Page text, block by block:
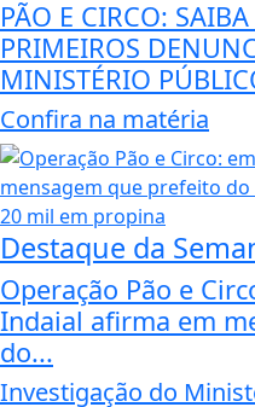
PÃO E CIRCO:
PRIMEIROS
MINISTÉRIO
Confira na matéria
Destaque da
Operação Pão e
Indaial afirma em
do...
Investigação do